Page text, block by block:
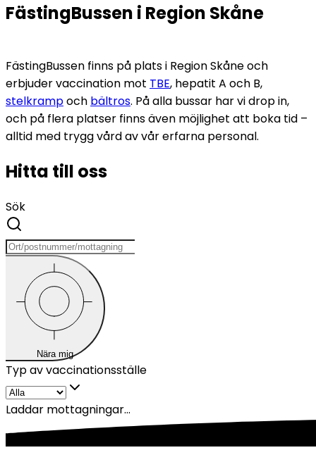
FästingBussen i Region Skåne
FästingBussen finns på plats i Region Skåne och
erbjuder vaccination mot TBE, hepatit
stelkramp och bältros. På alla bussar har vi drop in,
och på flera platser finns även möjlighet att boka tid –
alltid med trygg vård av vår erfarna personal.
Hitta till oss
Sök
Nära mig
Typ av vaccinationsställe
Laddar mottagningar...